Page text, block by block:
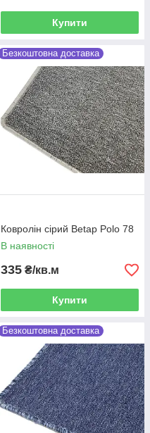
Купити
Безкоштовна доставка
Ковролін сірий Betap Polo 78
В наявності
335 ₴/кв.м
Купити
Безкоштовна доставка